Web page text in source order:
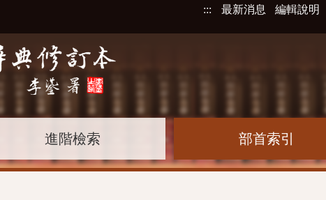
::: 最新消息 編輯說明
進階檢索 部首索引